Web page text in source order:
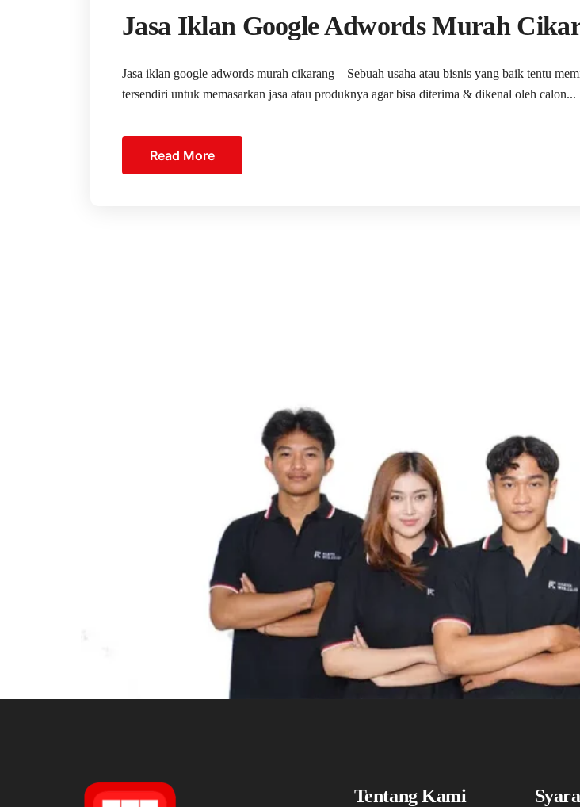
Jasa Iklan Google Adwords Murah
Jasa iklan google adwords murah cikarang – Sebuah usaha atau bisnis yang baik tentu
tersendiri untuk memasarkan jasa atau produknya agar bisa diterima & dikenal oleh calon...
Read More
Tentang Kami